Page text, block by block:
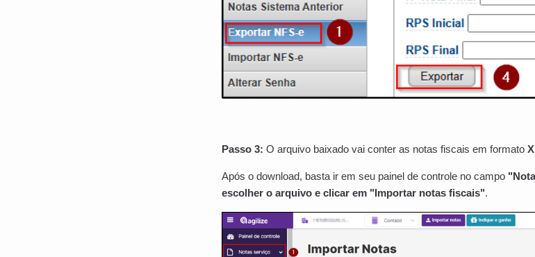
Passo 3: O arquivo baixado vai conter as notas fiscais em formato
Após o download, basta ir em seu painel de controle no campo
escolher o arquivo e clicar em "Importar notas fiscais".